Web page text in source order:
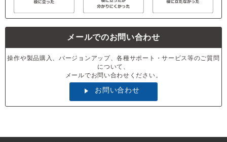
メールでのお問い合わせ
操作や製品購入、バージョンアップ、各種サポート・サービス等のご質問
について、
メールでお問い合わせください。
お問い合わせ